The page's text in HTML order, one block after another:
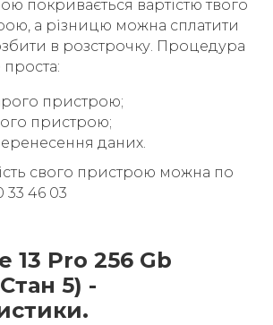
покривається вартістю твого
а різницю можна сплатити
в розстрочку. Процедура
пристрою;
пристрою;
даних.
свого пристрою можна по
33 46 03
13 Pro 256 Gb
5) -